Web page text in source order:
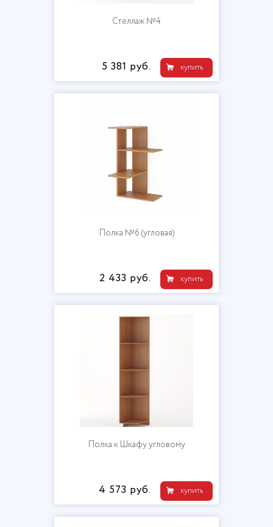
Стеллаж №4
купить
5 381 руб.
Полка №6 (угловая)
купить
2 433 руб.
Полка к Шкафу угловому
купить
4 573 руб.